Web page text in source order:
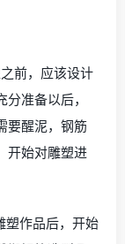
前，应该设计
准备以后，
要醒泥，钢筋
开始对雕塑进
塑作品后，开始